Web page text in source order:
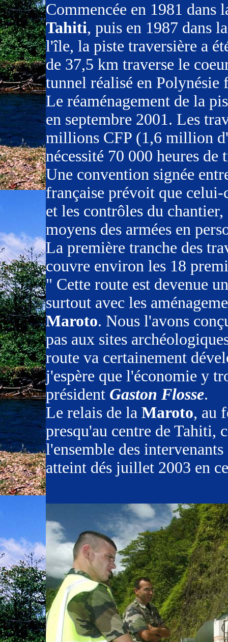
Commencée en 1981 dans
Tahiti, puis en 1987 dans
l'île, la piste traversière a
de 37,5 km traverse le
tunnel réalisé en Polynésie
Le réaménagement de la
en septembre 2001. Les
millions CFP (1,6 million
nécessité 70 000 heures de
Une convention signée
française prévoit que
et les contrôles du
moyens des armées en
La première tranche des
couvre environ les 18
" Cette route est devenue
surtout avec les
Maroto. Nous l'avons
pas aux sites
route va certainement
j'espère que l'économie y
président Gaston Flosse.
Le relais de la Maroto, au
presqu'au centre de Tahiti,
l'ensemble des
atteint dés juillet 2003 en